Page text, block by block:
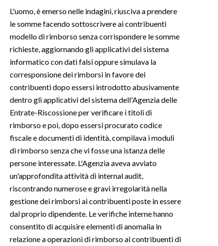
INFO AZIENDE
ABBONATI
ANNUNCI
PUBBLICITÀ
SPIAGGE
STORE
L'uomo, è emerso nelle indagini, riusciva a prendere
le somme facendo sottoscrivere ai contribuenti
modello di rimborso senza corrispondere le somme
richieste, aggiornando gli applicativi del sistema
informatico con dati falsi oppure simulava la
corresponsione dei rimborsi in favore dei
contribuenti dopo essersi introdotto abusivamente
dentro gli applicativi del sistema dell'Agenzia delle
Entrate-Riscossione per verificare i titoli di
rimborso e poi, dopo essersi procurato codice
fiscale e documenti di identità, compilava i moduli
di rimborso senza che vi fosse una istanza delle
persone interessate. L'Agenzia aveva avviato
un'approfondita attività di internal audit,
riscontrando numerose e gravi irregolarità nella
gestione dei rimborsi ai contribuenti poste in essere
dal proprio dipendente. Le verifiche interne hanno
consentito di acquisire elementi di anomalia in
relazione a operazioni di rimborso ai contribuenti di